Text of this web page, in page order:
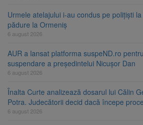
Urmele atelajului i-au condus pe polițiști
pădure la Ormeniș
6 august 2026
AUR a lansat platforma suspeND.ro
suspendare a președintelui Nicușor Dan
6 august 2026
Înalta Curte analizează dosarul lui Călin
Potra. Judecătorii decid dacă începe
6 august 2026